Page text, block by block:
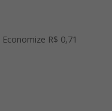
Economize R$ 0,71